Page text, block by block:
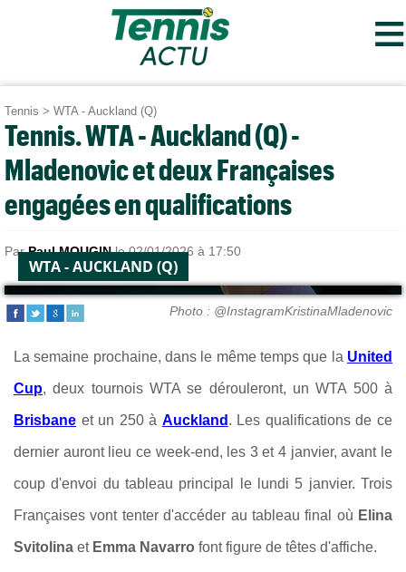
≡
Tennis > WTA - Auckland (Q)
Tennis. WTA - Auckland (Q) -
Mladenovic et deux Françaises
engagées en qualifications
ParPaul MOUGINle 02/01/2026 à 17:50
WTA - AUCKLAND (Q)
Photo : @InstagramKristinaMladenovic
La semaine prochaine, dans le même temps que la United
Cup, deux tournois WTA se dérouleront, un WTA 500 à
Brisbane et un 250 à Auckland . Les qualifications de ce
dernier auront lieu ce week-end, les 3 et 4 janvier, avant le
coup d'envoi du tableau principal le lundi 5 janvier. Trois
Françaises vont tenter d'accéder au tableau final où Elina
Svitolina et Emma Navarro font figure de têtes d'affiche.